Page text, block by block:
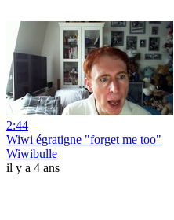
2:44
Wiwi égratigne "forget me too"
Wiwibulle
il y a 4 ans